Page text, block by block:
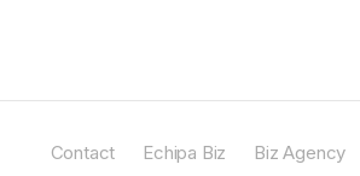
Contact Echipa Biz Biz Agency